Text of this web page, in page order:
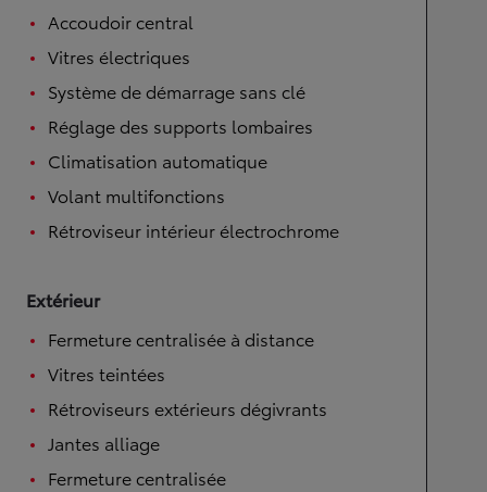
Accoudoir central
Vitres électriques
Système de démarrage sans clé
Réglage des supports lombaires
Climatisation automatique
Volant multifonctions
Rétroviseur intérieur électrochrome
Extérieur
Fermeture centralisée à distance
Vitres teintées
Rétroviseurs extérieurs dégivrants
Jantes alliage
Fermeture centralisée